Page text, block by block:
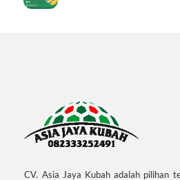
CV. Asia Jaya Kubah adalah pilihan